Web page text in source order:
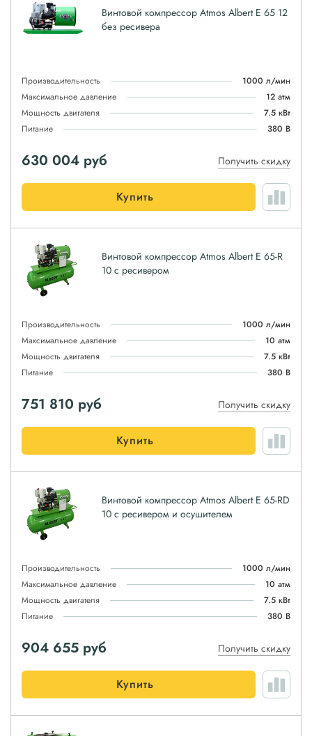
Винтовой компрессор Atmos Albert E 65 12
без ресивера
Производительность
1000 л/мин
Максимальное давление
12 атм
Мощность двигателя
7.5 кВт
Питание
380 В
630 004 руб Получить скидку
Купить
Винтовой компрессор Atmos Albert E 65-R
10 с ресивером
Производительность
1000 л/мин
Максимальное давление
10 атм
Мощность двигателя
7.5 кВт
Питание
380 В
751 810 руб Получить скидку
Купить
Винтовой компрессор Atmos Albert E 65-RD
10 с ресивером и осушителем
Производительность
1000 л/мин
Максимальное давление
10 атм
Мощность двигателя
7.5 кВт
Питание
380 В
904 655 руб Получить скидку
Купить